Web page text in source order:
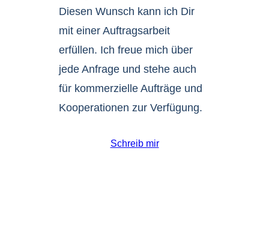
Diesen Wunsch kann ich Dir
mit einer Auftragsarbeit
erfüllen. Ich freue mich über
jede Anfrage und stehe auch
für kommerzielle Aufträge und
Kooperationen zur Verfügung.
Schreib mir